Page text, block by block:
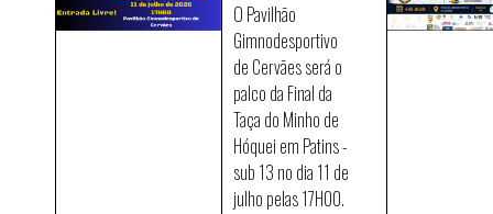
O Pavilhão
Gimnodesportivo
de Cervães será o
palco da Final da
Taça do Minho de
Hóquei em Patins -
sub 13 no dia 11 de
julho pelas 17H00.